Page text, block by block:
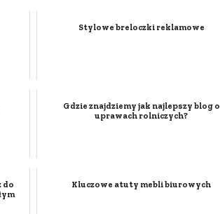
Stylowe breloczki reklamowe
Gdzie znajdziemy jak najlepszy blog o
uprawach rolniczych?
do
Kluczowe atuty mebli biurowych